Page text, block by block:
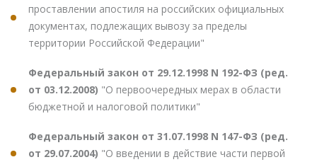
проставлении апостиля на российских официальных
документах, подлежащих вывозу за пределы
территории Российской Федерации"
Федеральный закон от 29.12.1998 N 192-ФЗ (ред.
от 03.12.2008) "О первоочередных мерах в области
бюджетной и налоговой политики"
Федеральный закон от 31.07.1998 N 147-ФЗ (ред.
от 29.07.2004) "О введении в действие части первой